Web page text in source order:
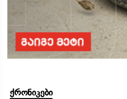
ქრონიკები